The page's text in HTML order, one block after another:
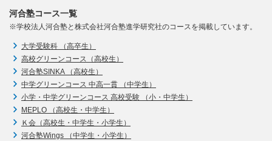
河合塾コース一覧
※学校法人河合塾と株式会社河合塾進学研究社のコースを掲載しています。
大学受験科 （高卒生）
高校グリーンコース（高校生）
河合塾SINKA （高校生）
中学グリーンコース 中高一貫 （中学生）
小学・中学グリーンコース 高校受験 （小・中学生）
MEPLO （高校生・中学生）
Ｋ会（高校生・中学生・小学生）
河合塾Wings （中学生・小学生）